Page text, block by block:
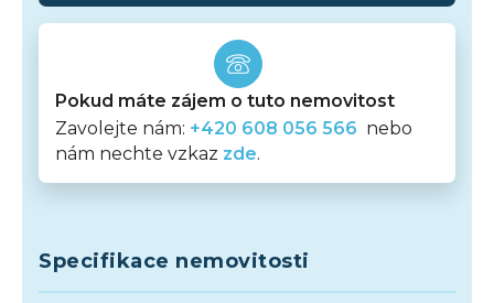
Pokud máte zájem o tuto nemovitost
Zavolejte nám: +420 608 056 566 nebo
nám nechte vzkaz zde.
Specifikace nemovitosti